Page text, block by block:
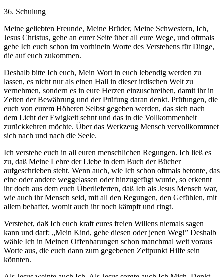
36. Schulung
Meine geliebten Freunde, Meine Brüder, Meine Schwestern, Ich,
Jesus Christus, gehe an eurer Seite über all eure Wege, und oftmals
gebe Ich euch schon im vorhinein Worte des Verstehens für Dinge,
die auf euch zukommen.
Deshalb bitte Ich euch, Mein Wort in euch lebendig werden zu
lassen, es nicht nur als einen Hall in dieser irdischen Welt zu
vernehmen, sondern es in eure Herzen einzuschreiben, damit ihr in
Zeiten der Bewährung und der Prüfung daran denkt. Prüfungen, die
euch von eurem Höheren Selbst gegeben werden, das sich nach
dem Licht der Ewigkeit sehnt und das in die Vollkommenheit
zurückkehren möchte. Über das Werkzeug Mensch vervollkommnet
sich nach und nach die Seele.
Ich verstehe euch in all euren menschlichen Regungen. Ich ließ es
zu, daß Meine Lehre der Liebe in dem Buch der Bücher
aufgeschrieben steht. Wenn auch, wie Ich schon oftmals betonte, das
eine oder andere weggelassen oder hinzugefügt wurde, so erkennt
ihr doch aus dem euch Überlieferten, daß Ich als Jesus Mensch war,
wie auch ihr Mensch seid, mit all den Regungen, den Gefühlen, mit
allem behaftet, womit auch ihr noch kämpft und ringt.
Verstehet, daß Ich euch kraft eures freien Willens niemals sagen
kann und darf: „Mein Kind, gehe diesen oder jenen Weg!” Deshalb
wähle Ich in Meinen Offenbarungen schon manchmal weit voraus
Worte aus, die euch dann zum gegebenen Zeitpunkt Hilfe sein
könnten.